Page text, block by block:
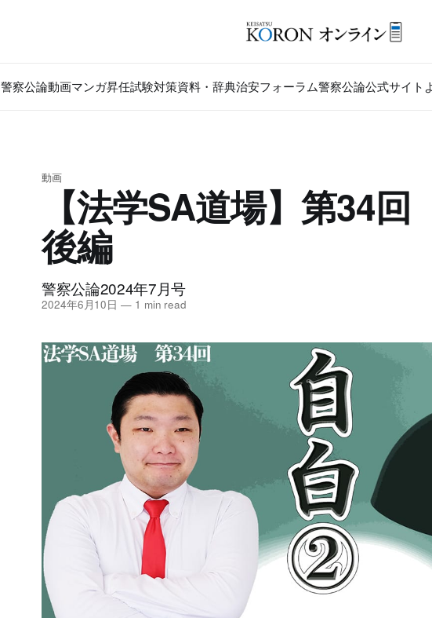
警察公論動画マンガ昇任試験対策資料・辞典治安フォーラム警察公論公式サイト
動画
【法学SA道場】第34
後編
警察公論2024年7月号
2024年6月10日 — 1 min read